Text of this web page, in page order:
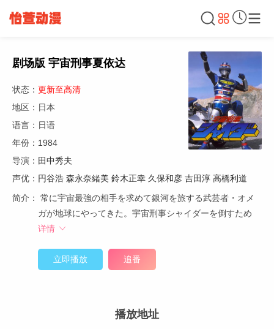
剧场版 宇宙刑事夏依达
状态： 更新至高清
地区：日本
语言：日语
年份：1984
导演： 田中秀夫
声优： 円谷浩 森永奈緒美 鈴木正幸 久保和彦 吉田淳 高橋利道
简介：
常に宇宙最強の相手を求めて銀河を旅する武芸者・オメ
ガが地球にやってきた。宇宙刑事シャイダーを倒すため
详情
立即播放 追番
播放地址